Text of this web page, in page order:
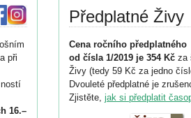
při
16.–
Předplatné Živy
Cena ročního předplatného
od čísla 1/2019 je 354 Kč za
Živy (tedy 59 Kč za jedno
Dvouleté předplatné je
Zjistěte, jak si předplatit